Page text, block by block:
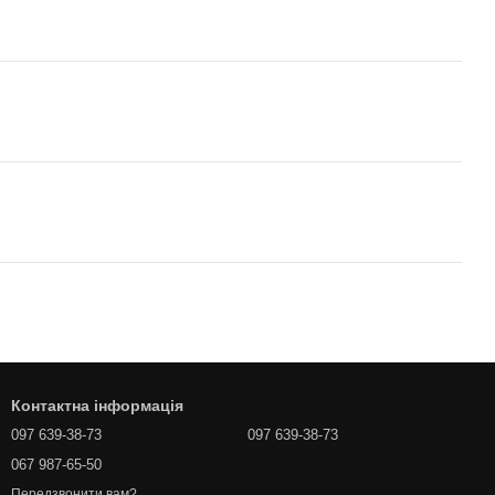
Контактна інформація
097 639-38-73
067 987-65-50
097 639-38-73